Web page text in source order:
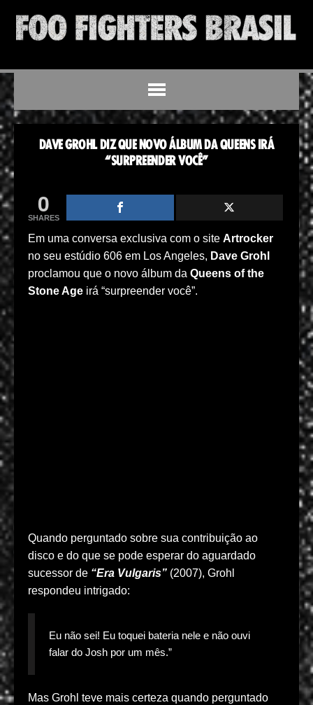
DAVE GROHL DIZ QUE NOVO ÁLBUM DA QUEENS IRÁ
“SURPREENDER VOCÊ”
0
SHARES
Em uma conversa exclusiva com o site Artrocker
no seu estúdio 606 em Los Angeles, Dave Grohl
proclamou que o novo álbum da Queens of the
Stone Age irá “surpreender você”.
Quando perguntado sobre sua contribuição ao
disco e do que se pode esperar do aguardado
sucessor de “Era Vulgaris” (2007), Grohl
respondeu intrigado:
Eu não sei! Eu toquei bateria nele e não ouvi
falar do Josh por um mês.”
Mas Grohl teve mais certeza quando perguntado